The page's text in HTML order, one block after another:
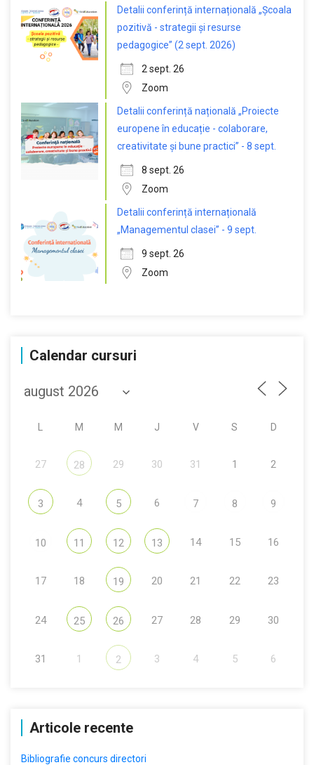
Detalii conferință internațională „Școala
pozitivă - strategii și resurse
pedagogice” (2 sept. 2026)
2 sept. 26
Zoom
Detalii conferință națională „Proiecte
europene în educație - colaborare,
creativitate și bune practici” - 8 sept.
8 sept. 26
Zoom
Detalii conferință internațională
„Managementul clasei” - 9 sept.
9 sept. 26
Zoom
Calendar cursuri
M M J V S D
27 28 29 30 31 1 2
3 4 5 6 7 8 9
10 11 12 13 14 15 16
17 18 19 20 21 22 23
24 25 26 27 28 29 30
31 1 2 3 4 5 6
Articole recente
Bibliografie concurs directori